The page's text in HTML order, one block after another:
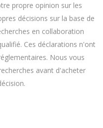
propre opinion sur les
décisions sur la base de
en collaboration
Ces déclarations n'ont
Nous vous
avant d'acheter